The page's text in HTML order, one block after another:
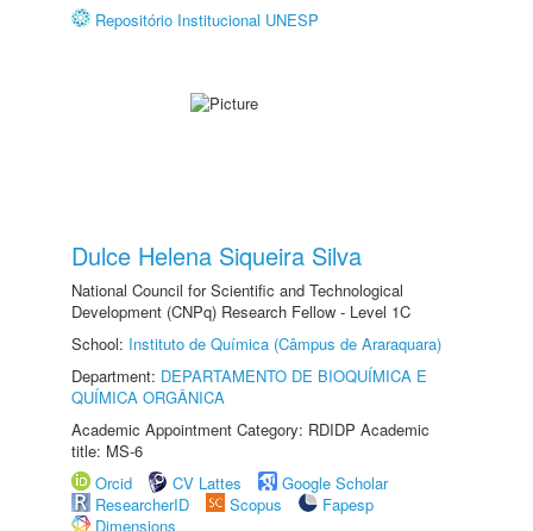
Repositório Institucional UNESP
Dulce Helena Siqueira Silva
National Council for Scientific and Technological
Development (CNPq) Research Fellow - Level 1C
School: Instituto de Química (Câmpus de Araraquara)
Department: DEPARTAMENTO DE BIOQUÍMICA E
QUÍMICA ORGÂNICA
Academic Appointment Category: RDIDP Academic
title: MS-6
Orcid
CV Lattes
Google Scholar
ResearcherID
Scopus
Fapesp
Dimensions